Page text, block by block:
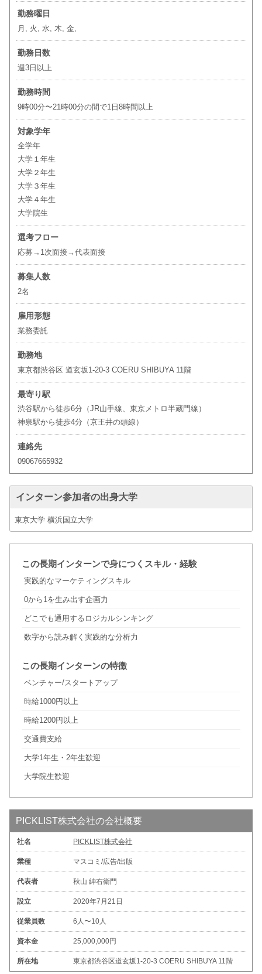
勤務曜日
月, 火, 水, 木, 金,
勤務日数
週3日以上
勤務時間
9時00分〜21時00分の間で1日8時間以上
対象学年
全学年
大学１年生
大学２年生
大学３年生
大学４年生
大学院生
選考フロー
応募→1次面接→代表面接
募集人数
2名
雇用形態
業務委託
勤務地
東京都渋谷区 道玄坂1-20-3 COERU SHIBUYA 11階
最寄り駅
渋谷駅から徒歩6分（JR山手線、東京メトロ半蔵門線）
神泉駅から徒歩4分（京王井の頭線）
連絡先
09067665932
インターン参加者の出身大学
東京大学 横浜国立大学
この長期インターンで身につくスキル・経験
実践的なマーケティングスキル
0から1を生み出す企画力
どこでも通用するロジカルシンキング
数字から読み解く実践的な分析力
この長期インターンの特徴
ベンチャー/スタートアップ
時給1000円以上
時給1200円以上
交通費支給
大学1年生・2年生歓迎
大学院生歓迎
PICKLIST株式会社の会社概要
社名 PICKLIST株式会社
業種 マスコミ/広告/出版
代表者 秋山 紳右衛門
設立 2020年7月21日
従業員数 6人〜10人
資本金 25,000,000円
所在地 東京都渋谷区道玄坂1-20-3 COERU SHIBUYA 11階